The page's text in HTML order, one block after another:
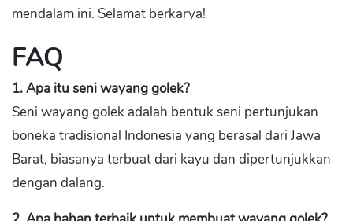
mendalam ini. Selamat berkarya!
FAQ
1. Apa itu seni wayang golek?
Seni wayang golek adalah bentuk seni pertunjukan
boneka tradisional Indonesia yang berasal dari Jawa
Barat, biasanya terbuat dari kayu dan dipertunjukkan
dengan dalang.